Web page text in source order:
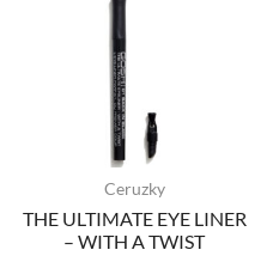
Ceruzky
THE ULTIMATE EYE LINER
– WITH A TWIST